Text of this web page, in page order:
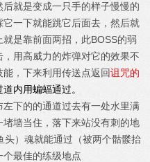
就是变成一只手的样子慢慢的
一下就能跳它后面去，然后就
是靠前面两招，此BOSS的弱
用高威力的炸弹对它的效果不
，下来利用传送点返回诅咒的
内用蝙蝠通过。
左下的的通道过去有一处水里满
墙当住，落下来站没有刺的地
）魂就能通过（被两个骷髅抬
最佳的练级地点